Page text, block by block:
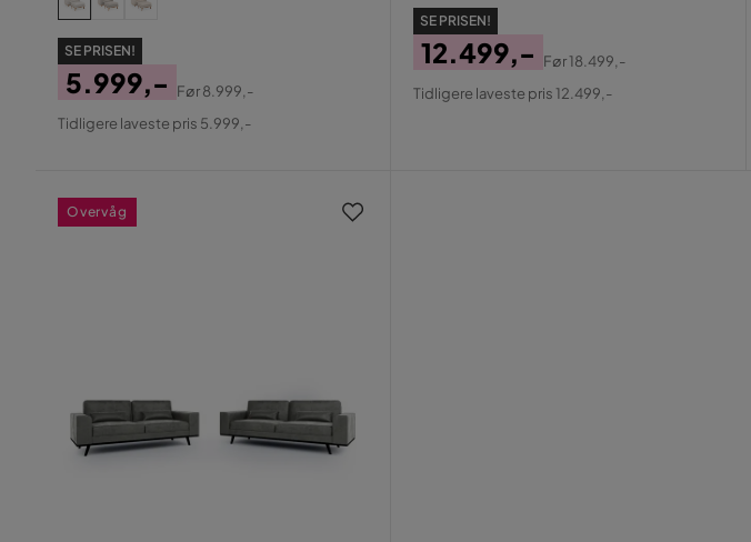
SE PRISEN!
Pris
5.999,-
Original
Før8.999,-
Tidligere laveste pris 5.999,-
SE PRISEN!
Pris
12.499,-
Original
Før18.499,-
Tidligere laveste pris 12.499,-
Overvåg